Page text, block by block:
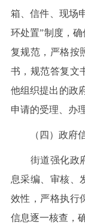
箱、信件、现场
环处置”制度，
复规范，严格按
书，规范答复文
他组织提出的政
申请的受理、办
（四）政府信
街道强化政府
息采编、审核、
效性，严格执行
信息逐一核查，